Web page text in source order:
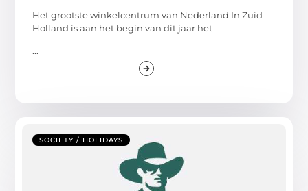
Het grootste winkelcentrum van Nederland In Zuid-
Holland is aan het begin van dit jaar het
...
SOCIETY / HOLIDAYS